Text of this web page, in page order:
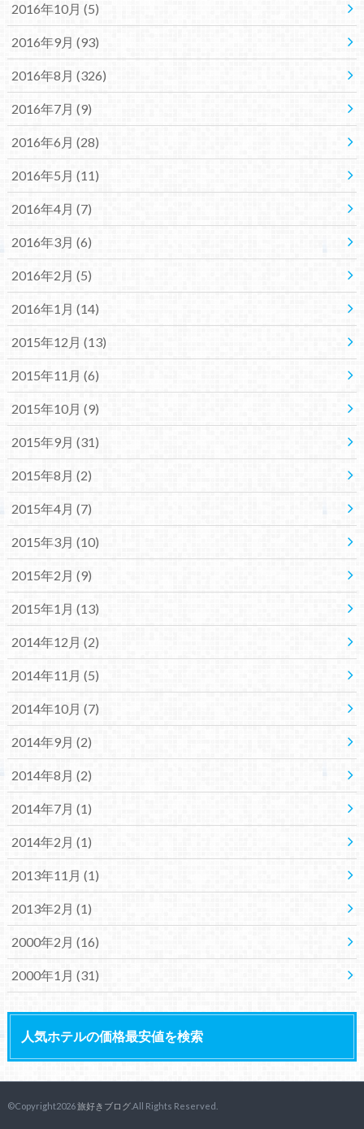
2016年10月 (5)
2016年9月 (93)
2016年8月 (326)
2016年7月 (9)
2016年6月 (28)
2016年5月 (11)
2016年4月 (7)
2016年3月 (6)
2016年2月 (5)
2016年1月 (14)
2015年12月 (13)
2015年11月 (6)
2015年10月 (9)
2015年9月 (31)
2015年8月 (2)
2015年4月 (7)
2015年3月 (10)
2015年2月 (9)
2015年1月 (13)
2014年12月 (2)
2014年11月 (5)
2014年10月 (7)
2014年9月 (2)
2014年8月 (2)
2014年7月 (1)
2014年2月 (1)
2013年11月 (1)
2013年2月 (1)
2000年2月 (16)
2000年1月 (31)
人気ホテルの価格最安値を検索
©Copyright2026旅好きブログ.All Rights Reserved.